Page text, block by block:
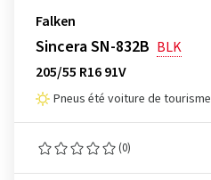
Falken
Sincera SN-832B BLK
205/55 R16 91V
Pneus été voiture de tourisme
(0)